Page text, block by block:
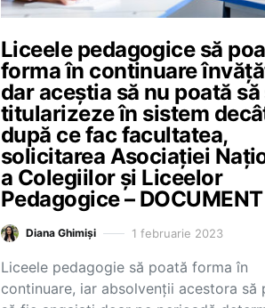
Liceele pedagogice să
forma în continuare
dar aceștia să nu poată să
titularizeze în sistem
după ce fac facultatea,
solicitarea Asociaţiei
a Colegiilor şi Liceelor
Pedagogice – DOCUMENT
Diana Ghimiși 1 februarie 2023
Liceele pedagogie să poată forma în
continuare, iar absolvenții acestora să